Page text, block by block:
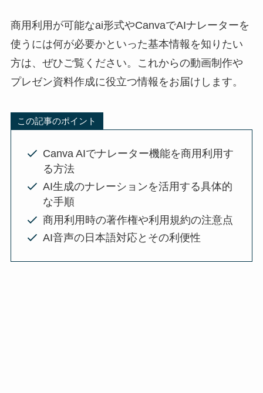
商用利用が可能なai形式やCanvaでAIナレーターを
使うには何が必要かといった基本情報を知りたい
方は、ぜひご覧ください。これからの動画制作や
プレゼン資料作成に役立つ情報をお届けします。
この記事のポイント
Canva AIでナレーター機能を商用利用す
る方法
AI生成のナレーションを活用する具体的
な手順
商用利用時の著作権や利用規約の注意点
AI音声の日本語対応とその利便性